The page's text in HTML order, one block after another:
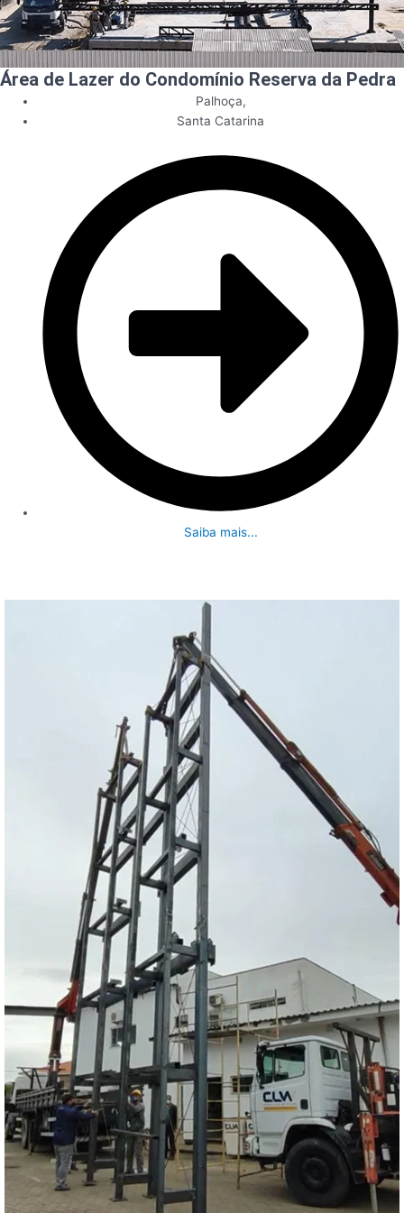
Área de Lazer do Condomínio Reserva da Pedra
Palhoça,
Santa Catarina
Saiba mais...